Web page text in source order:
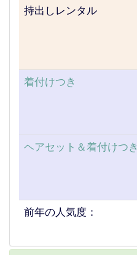
持出しレンタル
着付けつき
ヘアセット＆着付けつき
前年の人気度：